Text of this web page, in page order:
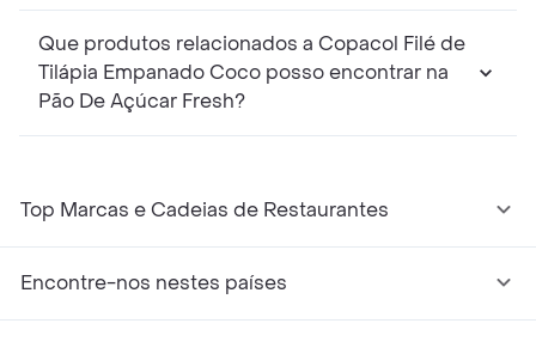
Que produtos relacionados a Copacol Filé de
Tilápia Empanado Coco posso encontrar na
Pão De Açúcar Fresh?
Top Marcas e Cadeias de Restaurantes
Encontre-nos nestes países